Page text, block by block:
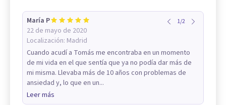
María P
22 de mayo de 2020
Localización: Madrid
1/2
Cuando acudí a Tomás me encontraba en un momento
de mi vida en el que sentía que ya no podía dar más de
mi misma. Llevaba más de 10 años con problemas de
ansiedad y, lo que en un...
Leer más